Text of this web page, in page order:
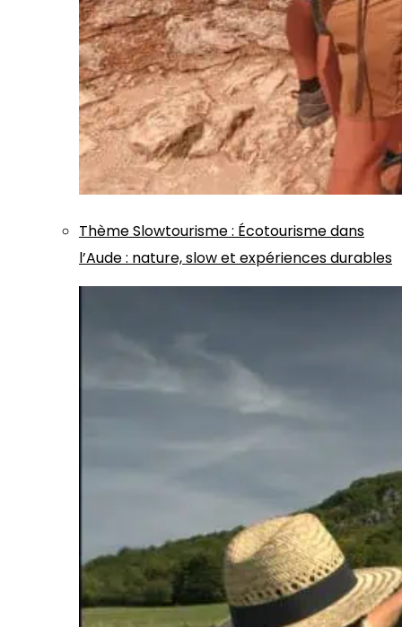
ThèmeSlowtourisme: Écotourisme dans
l’Aude : nature, slow et expériences durables